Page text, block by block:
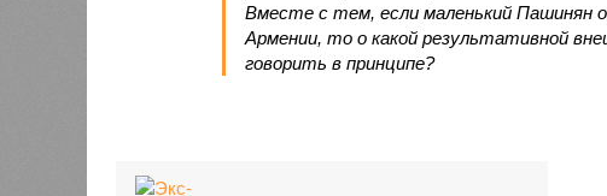
Вместе с тем, если маленький
Армении, то о какой результативной
говорить в принципе?